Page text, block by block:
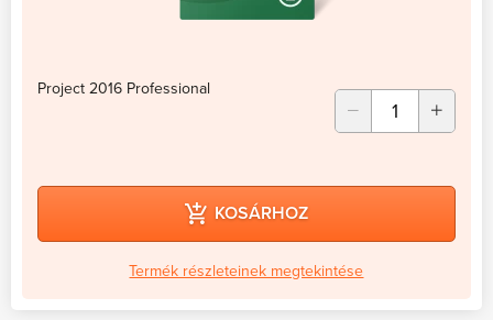
Project 2016 Professional
KOSÁRHOZ
Termék részleteinek megtekintése